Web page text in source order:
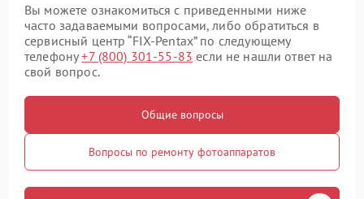
Вы можете ознакомиться с приведенными ниже
часто задаваемыми вопросами, либо обратиться в
сервисный центр “FIX-Pentax” по следующему
телефону+7 (800) 301-55-83 если не нашли ответ на
свой вопрос.
Общие вопросы
Вопросы по ремонту фотоаппаратов